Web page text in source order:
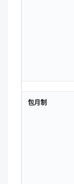
包月制